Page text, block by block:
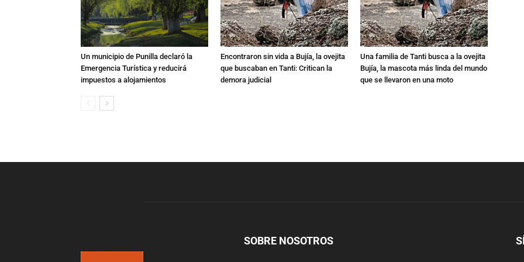
Un municipio de Punilla declaró la
Emergencia Turística y reducirá
impuestos a alojamientos
Encontraron sin vida a Bujía, la ovejita
que buscaban en Tanti: Critican la
demora judicial
Una familia de Tanti busca a la ovejita
Bujía, la mascota más linda del mundo
que se llevaron en una moto
SOBRE NOSOTROS